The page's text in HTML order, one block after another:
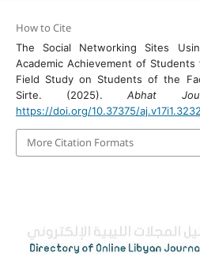
How to Cite
The Social Networking Sites
Academic Achievement of
Field Study on Students of the
Sirte. (2025).Abhat
https://doi.org/10.37375/aj.v17i1.3232
More Citation Formats